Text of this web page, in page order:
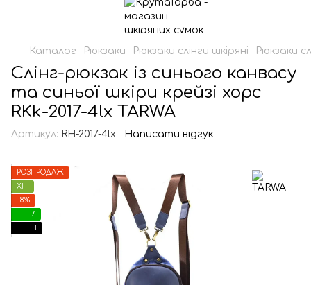
Каталог Рюкзаки Рюкзаки слінги шкіряні Рюкзаки
Слінг-рюкзак із синього канвасу
та синьої шкіри крейзі хорс
RKk-2017-4lx TARWA
Артикул: RH-2017-4lx Написати відгук
РОЗПРОДАЖ
ХІТ
−8%
7
11